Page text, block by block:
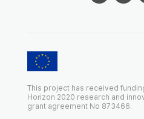
This project has received
Horizon 2020 research and
grant agreement No 873466.